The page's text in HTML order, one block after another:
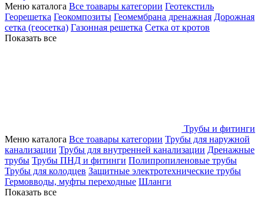
Меню каталога Все тоавары категории Геотекстиль
Георешетка Геокомпозиты Геомембрана дренажная Дорожная
сетка (геосетка) Газонная решетка Сетка от кротов
Показать все
Трубы и фитинги
Меню каталога Все тоавары категории Трубы для наружной
канализации Трубы для внутренней канализации Дренажные
трубы Трубы ПНД и фитинги Полипропиленовые трубы
Трубы для колодцев Защитные электротехнические трубы
Гермовводы, муфты переходные Шланги
Показать все